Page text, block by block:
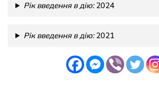
Рік введення в дію:2024
Рік введення в дію:2021